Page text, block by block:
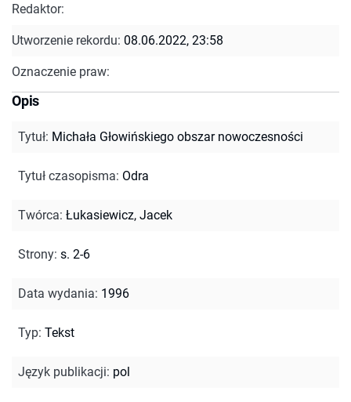
Redaktor:
Utworzenie rekordu: 08.06.2022, 23:58
Oznaczenie praw:
Opis
Tytuł: Michała Głowińskiego obszar nowoczesności
Tytuł czasopisma: Odra
Twórca: Łukasiewicz, Jacek
Strony: s. 2-6
Data wydania: 1996
Typ: Tekst
Język publikacji: pol